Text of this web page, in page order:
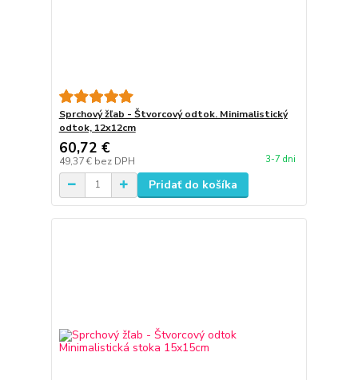
Sprchový žľab - Štvorcový odtok. Minimalistický
odtok, 12x12cm
60,72 €
49,37 € bez DPH 3-7 dni
Pridať do košíka